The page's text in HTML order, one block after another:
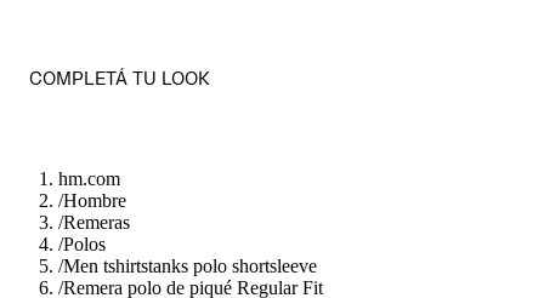
COMPLETÁ TU LOOK
hm.com
/Hombre
/Remeras
/Polos
/Men tshirtstanks polo shortsleeve
/Remera polo de piqué Regular Fit